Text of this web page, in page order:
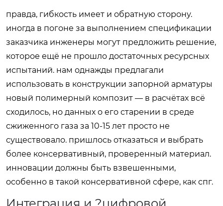
правда, гибкость имеет и обратную сторону.
иногда в погоне за выполнением спецификации
заказчика инженеры могут предложить решение,
которое ещё не прошло достаточных ресурсных
испытаний. нам однажды предлагали
использовать в конструкции запорной арматуры
новый полимерный композит — в расчётах всё
сходилось, но данных о его старении в среде
сжиженного газа за 10-15 лет просто не
существовало. пришлось отказаться и выбрать
более консервативный, проверенный материал.
инновации должны быть взвешенными,
особенно в такой консервативной сфере, как спг.